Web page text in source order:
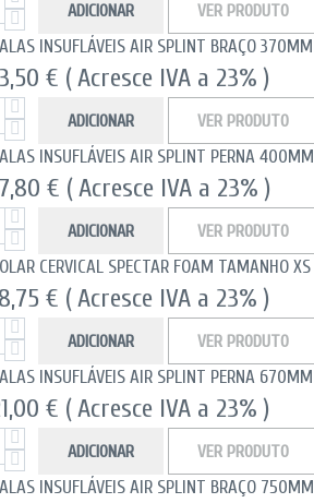
ADICIONAR VER PRODUTO
INSUFLÁVEIS AIR SPLINT BRAÇO 370MM
€ ( Acresce IVA a 23% )
ADICIONAR VER PRODUTO
INSUFLÁVEIS AIR SPLINT PERNA 400MM
€ ( Acresce IVA a 23% )
ADICIONAR VER PRODUTO
CERVICAL SPECTAR FOAM TAMANHO XS
€ ( Acresce IVA a 23% )
ADICIONAR VER PRODUTO
INSUFLÁVEIS AIR SPLINT PERNA 670MM
€ ( Acresce IVA a 23% )
ADICIONAR VER PRODUTO
INSUFLÁVEIS AIR SPLINT BRAÇO 750MM